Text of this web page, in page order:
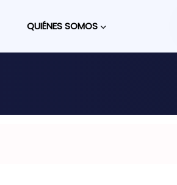
QUIÉNES SOMOS